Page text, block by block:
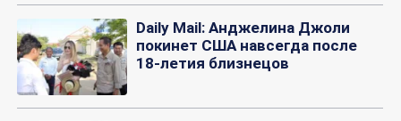
Daily Mail: Анджелина Джоли
покинет США навсегда после
18-летия близнецов